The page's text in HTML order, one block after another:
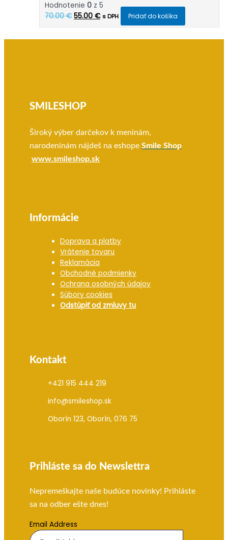
Hodnotenie 0 z 5
70.00€ Pôvodná
cena
bola:
55.00 €Aktuálna
cena
je:
s DPH Pridať do košíka
SMILESHOP
Široký výber darčekov k meninám,
narodeninám nájdeš na eshope Smile Shop
www.smileshop.sk
Informácie
Doprava a platby
Vrátenie tovaru
Reklamácia
Obchodné podmienky
Ochrana osobných údajov
Súbory cookies
Odstúpiť od zmluvy tu
Kontakt
+421 915 444 219
info@smileshop.sk
Oborín 123, Oborín, 076 75
Prihláste sa do Newslettra
Nepremeškajte naše budúce novinky! Prihláste
sa na odber ešte dnes!
Email Address